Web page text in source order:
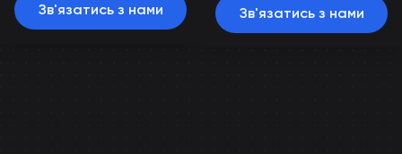
Зв'язатись з нами Зв'язатись з нами